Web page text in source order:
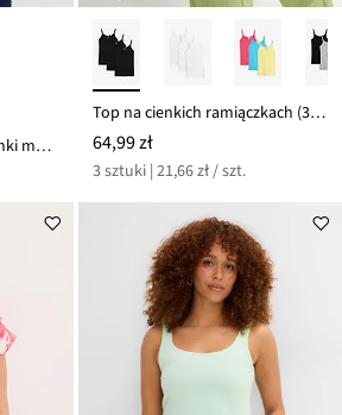
Bluzka z miękkiej mieszanki modalu
Top na cienkich ramiączkach (3 szt.)
64,99 zł
3 sztuki | 21,66 zł / szt.